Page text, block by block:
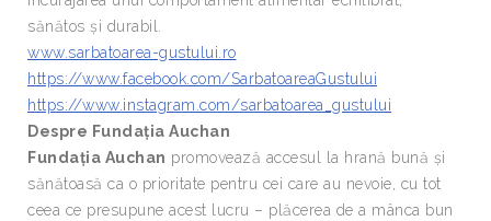
sănătos și durabil.
www.sarbatoarea-gustului.ro
https://www.facebook.com/SarbatoareaGustului
https://www.instagram.com/sarbatoarea_gustului
Despre Fundația Auchan
Fundația Auchan promovează accesul la hrană bună și
sănătoasă ca o prioritate pentru cei care au nevoie, cu tot
ceea ce presupune acest lucru – plăcerea de a mânca bun